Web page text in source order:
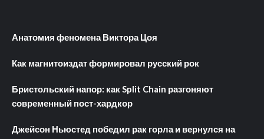
Анатомия феномена Виктора Цоя
Как магнитоиздат формировал русский рок
Бристольский напор: как Split Chain разгоняют
современный пост-хардкор
Джейсон Ньюстед победил рак горла и вернулся на